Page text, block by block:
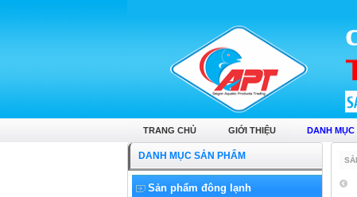
TRANG CHỦ GIỚI THIỆU DANH MỤC
DANH MỤC SẢN PHẨM
Sản phẩm đông lạnh
Ốc bươu thịt